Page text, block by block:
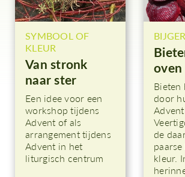
SYMBOOL OF
KLEUR
Van stronk
naar ster
Een idee voor een
workshop tijdens
Advent of als
arrangement tijdens
Advent in het
liturgisch centrum
oven
Bieten
door
de
kleur.